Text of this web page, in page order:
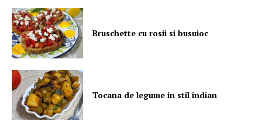
Bruschette cu rosii si busuioc
Tocana de legume in stil indian